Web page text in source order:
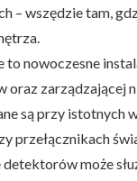
– wszędzie tam,
to nowoczesne
oraz zarządzającej
są przy istotnych
przełącznikach
może